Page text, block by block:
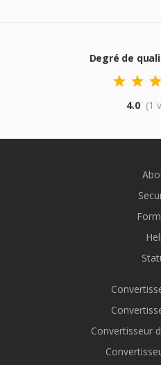
Degré de
4.0 (1
Convertisseur